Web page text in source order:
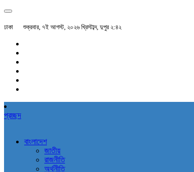
ঢাকা শুক্রবার, ৭ই আগস্ট, ২০২৬ খ্রিস্টাব্দ, দুপুর ২:৪২
প্রচ্ছদ
বাংলাদেশ
জাতীয়
রাজনীতি
অর্থনীতি